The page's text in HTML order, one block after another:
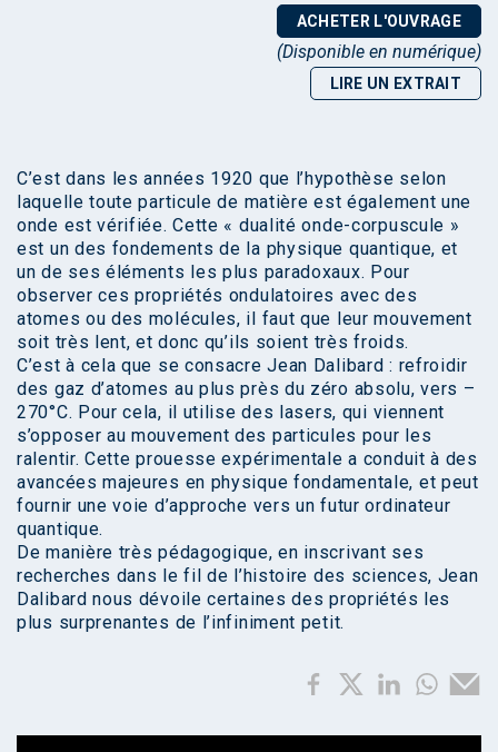
ACHETER L'OUVRAGE
(Disponible en numérique)
LIRE UN EXTRAIT
C’est dans les années 1920 que l’hypothèse selon
laquelle toute particule de matière est également une
onde est vérifiée. Cette « dualité onde-corpuscule »
est un des fondements de la physique quantique, et
un de ses éléments les plus paradoxaux. Pour
observer ces propriétés ondulatoires avec des
atomes ou des molécules, il faut que leur mouvement
soit très lent, et donc qu’ils soient très froids.
C’est à cela que se consacre Jean Dalibard : refroidir
des gaz d’atomes au plus près du zéro absolu, vers –
270°C. Pour cela, il utilise des lasers, qui viennent
s’opposer au mouvement des particules pour les
ralentir. Cette prouesse expérimentale a conduit à des
avancées majeures en physique fondamentale, et peut
fournir une voie d’approche vers un futur ordinateur
quantique.
De manière très pédagogique, en inscrivant ses
recherches dans le fil de l’histoire des sciences, Jean
Dalibard nous dévoile certaines des propriétés les
plus surprenantes de l’infiniment petit.